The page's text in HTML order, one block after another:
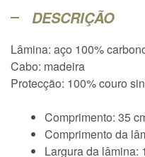
DESCRIÇÃO
Lâmina: aço 100%
Cabo: madeira
Protecção: 100% couro
Comprimento: 35
Comprimento da
Largura da lâmina: